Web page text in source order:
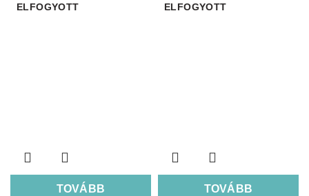
ELFOGYOTT
TOVÁBB
ELFOGYOTT
TOVÁBB